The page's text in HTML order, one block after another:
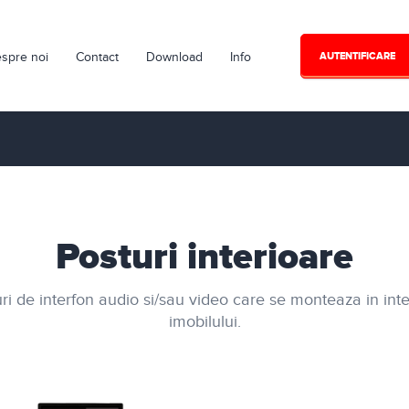
noi Contact Download Info AUTENTIFICARE
Posturi interioare
de interfon audio si/sau video care se monteaza in
imobilului.